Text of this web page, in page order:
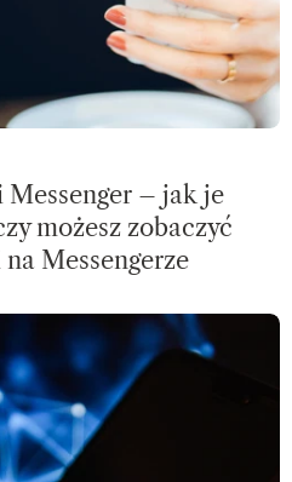
– jak je
możesz zobaczyć
Messengerze